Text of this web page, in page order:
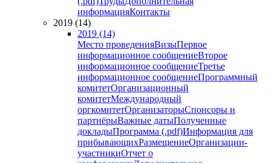
информацияКонтакты
2019 (14)
2019 (14)
Место проведенияВизыПервое
информационное сообщениеВторое
информационное сообщениеТретье
информационное сообщениеПрограммный
комитетОрганизационный
комитетМеждународный
оргкомитетОрганизаторыСпонсоры и
партнёрыВажные датыПолученные
докладыПрограмма (.pdf)Информация для
прибывающихРазмещениеОрганизации-
участникиОтчет о